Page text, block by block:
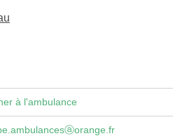
à l'ambulance